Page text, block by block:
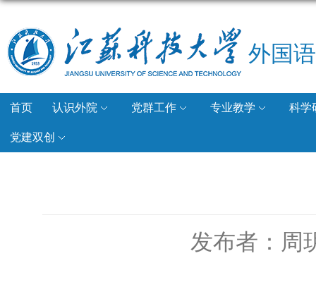
外国
首页 认识外院 党群工作 专业教学 科学
党建双创
发布者：周